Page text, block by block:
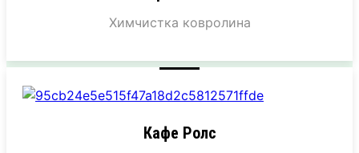
Химчистка ковролина
Кафе Ролс